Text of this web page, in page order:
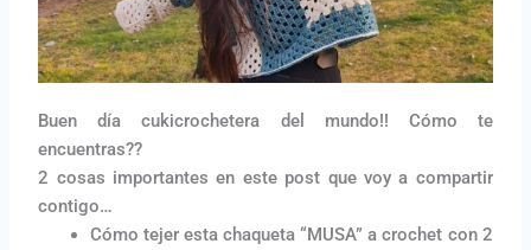
Buen día cukicrochetera del mundo!! Cómo te
encuentras??
2 cosas importantes en este post que voy a compartir
contigo…
Cómo tejer esta chaqueta “MUSA” a crochet con 2